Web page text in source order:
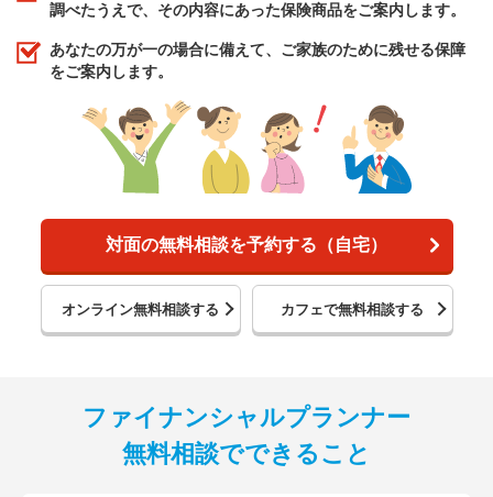
調べたうえで、その内容にあった保険商品をご案内します。
あなたの万が一の場合に備えて、ご家族のために残せる保障
をご案内します。
対面の無料相談を予約する（自宅）
オンライン無料相談する カフェで無料相談する
ファイナンシャルプランナー
無料相談でできること